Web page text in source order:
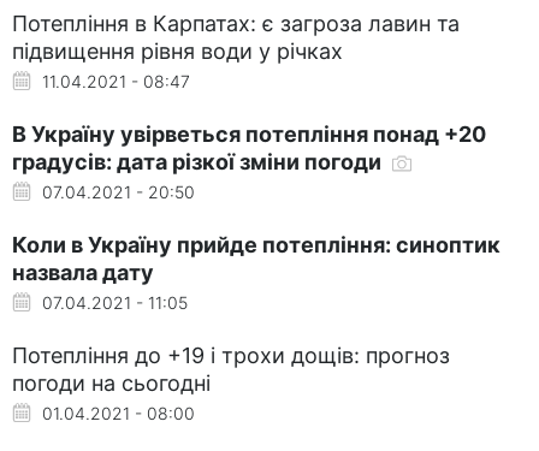
Потепління в Карпатах: є загроза лавин та
підвищення рівня води у річках
11.04.2021 - 08:47
В Україну увірветься потепління понад +20
градусів: дата різкої зміни погоди
07.04.2021 - 20:50
Коли в Україну прийде потепління: синоптик
назвала дату
07.04.2021 - 11:05
Потепління до +19 і трохи дощів: прогноз
погоди на сьогодні
01.04.2021 - 08:00